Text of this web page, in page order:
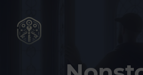
obsah